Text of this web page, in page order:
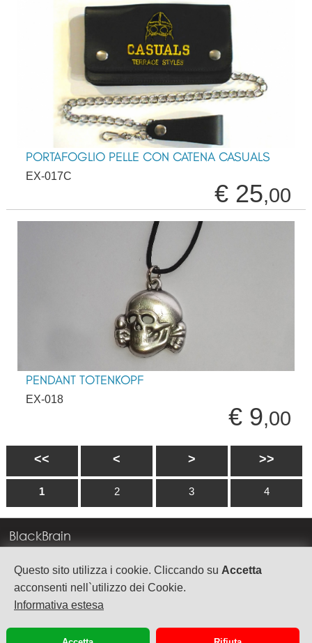
Questo sito utilizza i cookie. Cliccando su Accetta
acconsenti nell`utilizzo dei Cookie.
Informativa estesa
PORTAFOGLIO PELLE CON CATENA CASUALS
EX-017C
€ 25,00
PENDANT TOTENKOPF
EX-018
€ 9,00
<< < > >>
1 2 3 4
BlackBrain
Corso Milano, 83
37138 Verona
TEL. +39 045 575888